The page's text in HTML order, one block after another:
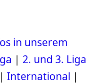
in unserem
| 2. und 3. Liga
| International |